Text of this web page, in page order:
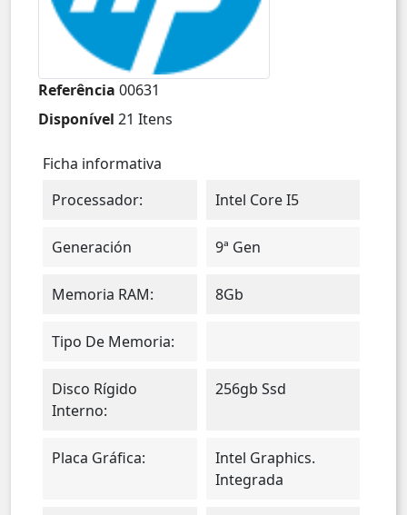
Referência 00631
Disponível 21 Itens
Ficha informativa
Processador:
Intel Core I5
Generación 9ª Gen
Memoria RAM: 8Gb
Tipo De Memoria:
Disco Rígido
Interno:
256gb Ssd
Placa Gráfica:
Intel Graphics.
Integrada